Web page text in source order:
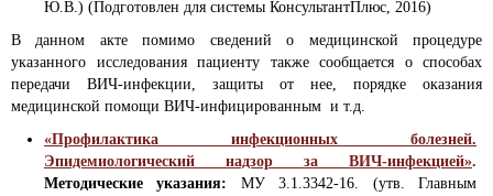
Ю.В.) (Подготовлен для системы КонсультантПлюс, 2016)
В данном акте помимо сведений о медицинской процедуре
указанного исследования пациенту также сообщается о способах
передачи ВИЧ-инфекции, защиты от нее, порядке оказания
медицинской помощи ВИЧ-инфицированным и т.д.
«Профилактика инфекционных болезней.
Эпидемиологический надзор за ВИЧ-инфекцией».
Методические указания: МУ 3.1.3342-16. (утв. Главным